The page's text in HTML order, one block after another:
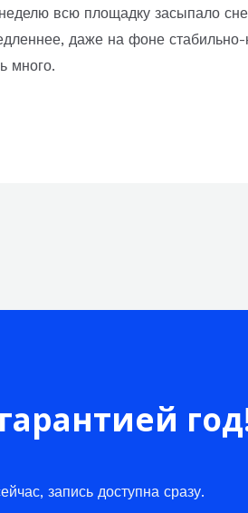
всю площадку засыпало
даже на фоне
много.
запись доступна сразу.